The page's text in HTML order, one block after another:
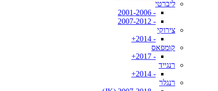
ליברטי
- 2001-2006
- 2007-2012
צירוקי
- 2014+
קומפאס
- 2017+
רנגייד
- 2014+
רנגלר